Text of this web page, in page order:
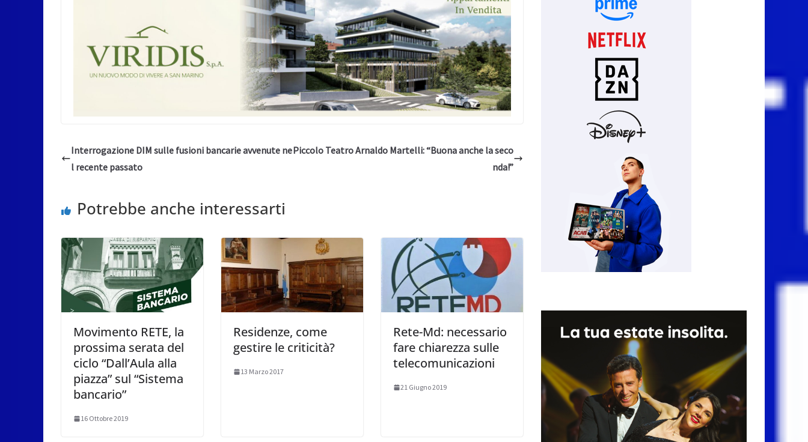
Interrogazione DIM sulle fusioni bancarie avvenute ne
l recente passato
Piccolo Teatro Arnaldo Martelli: “Buona anche la seco
nda!”
Potrebbe anche interessarti
Movimento RETE, la
prossima serata del
ciclo “Dall’Aula alla
piazza” sul “Sistema
bancario”
16 Ottobre 2019
Residenze, come
gestire le criticità?
13 Marzo 2017
Rete-Md: necessario
fare chiarezza sulle
telecomunicazioni
21 Giugno 2019